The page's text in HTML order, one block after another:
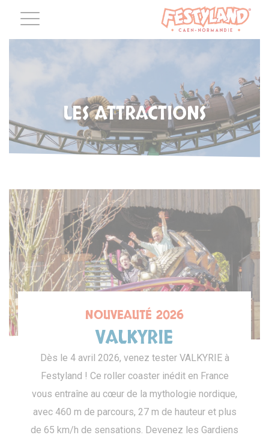
LES ATTRACTIONS
NOUVEAUTÉ 2026
VALKYRIE
Dès le 4 avril 2026, venez tester VALKYRIE à
Festyland ! Ce roller coaster inédit en France
vous entraîne au cœur de la mythologie nordique,
avec 460 m de parcours, 27 m de hauteur et plus
de 65 km/h de sensations. Devenez les Gardiens